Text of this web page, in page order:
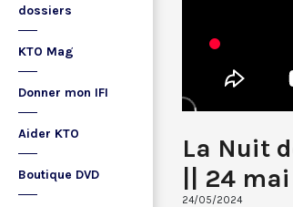
dossiers
KTO Mag
Donner mon IFI
Aider KTO
Boutique DVD
La Nuit
|| 24
24/05/2024